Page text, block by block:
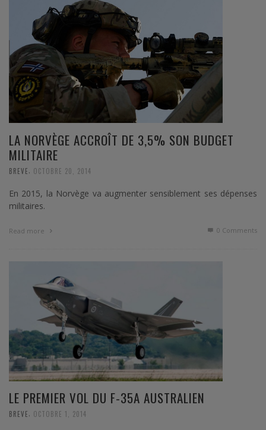
LA NORVÈGE ACCROÎT DE 3,5% SON BUDGET
MILITAIRE
BREVE OCTOBRE 20, 2014
En 2015, la Norvège va augmenter sensiblement ses dépenses
militaires.
Read more 0 Comments
LE PREMIER VOL DU F-35A AUSTRALIEN
BREVE OCTOBRE 1, 2014